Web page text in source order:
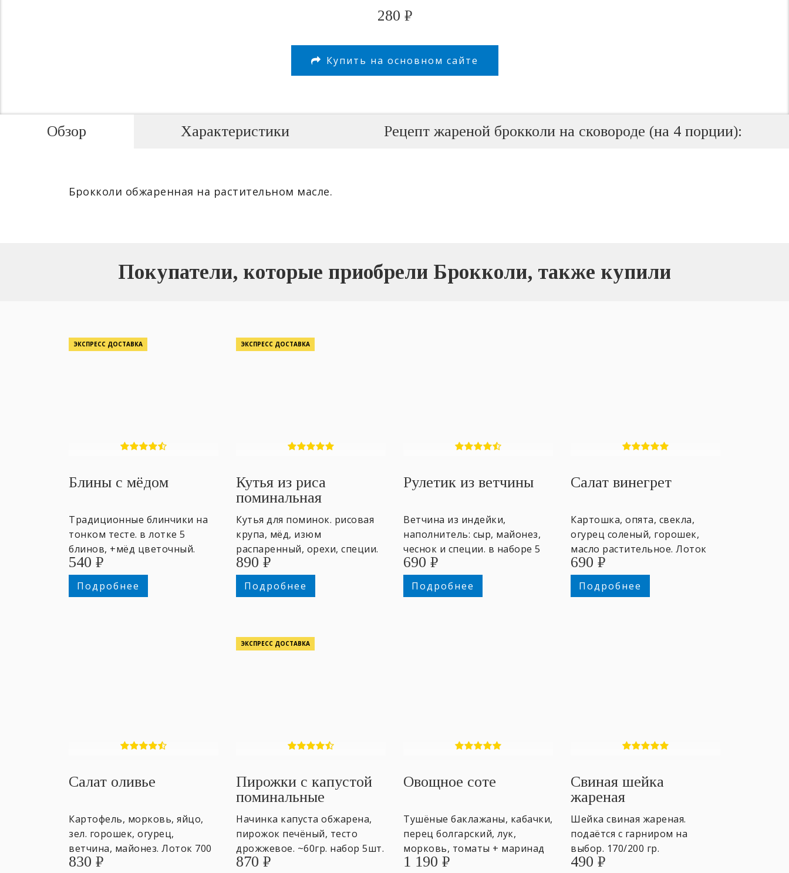
280 ₽
Купить на основном сайте
Обзор
Брокколи обжаренная на растительном масле.
Характеристики Рецепт жареной брокколи на сковороде (на 4 порции):
Покупатели, которые приобрели Брокколи, также купили
ЭКСПРЕСС ДОСТАВКА
Блины с мёдом
Традиционные блинчики на
тонком тесте. в лотке 5
блинов, +мёд цветочный.
540 ₽
Подробнее
ЭКСПРЕСС ДОСТАВКА
Кутья из риса
поминальная
Кутья для поминок. рисовая
крупа, мёд, изюм
распаренный, орехи, специи.
600гр. ~ 5 персон
890 ₽
Подробнее
Рулетик из ветчины
Ветчина из индейки,
наполнитель: сыр, майонез,
чеснок и специи. в наборе 5
шт. ~ по 25гр.
690 ₽
Подробнее
Салат винегрет
Картошка, опята, свекла,
огурец соленый, горошек,
масло растительное. Лоток
500 гр. ~4 персоны.
690 ₽
Подробнее
Салат оливье
Картофель, морковь, яйцо,
зел. горошек, огурец,
ветчина, майонез. Лоток 700
гр. ~4 персоны.
830 ₽
ЭКСПРЕСС ДОСТАВКА
Пирожки с капустой
поминальные
Начинка капуста обжарена,
пирожок печёный, тесто
дрожжевое. ~60гр. набор 5шт.
870 ₽
Овощное соте
Тушёные баклажаны, кабачки,
перец болгарский, лук,
морковь, томаты + маринад
чесночный. Лоток 500 гр. ~3
1 190 ₽
Свиная шейка
жареная
Шейка свиная жареная.
подаётся с гарниром на
выбор. 170/200 гр.
490 ₽